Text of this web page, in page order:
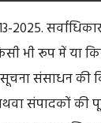
2025.
भी रूप में या
संसाधन की
संपादकों की